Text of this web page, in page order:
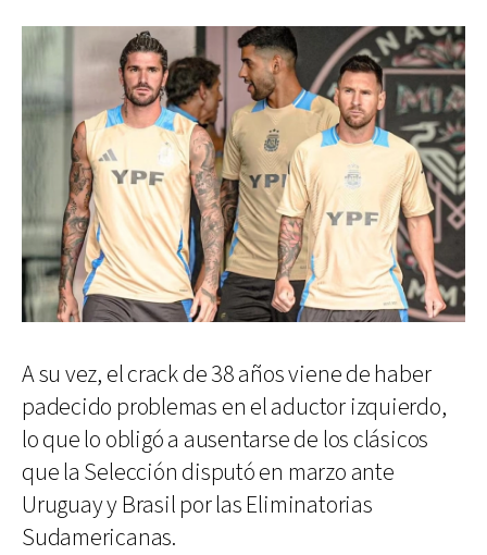
A su vez, el crack de 38 años viene de haber
padecido problemas en el aductor izquierdo,
lo que lo obligó a ausentarse de los clásicos
que la Selección disputó en marzo ante
Uruguay y Brasil por las Eliminatorias
Sudamericanas.